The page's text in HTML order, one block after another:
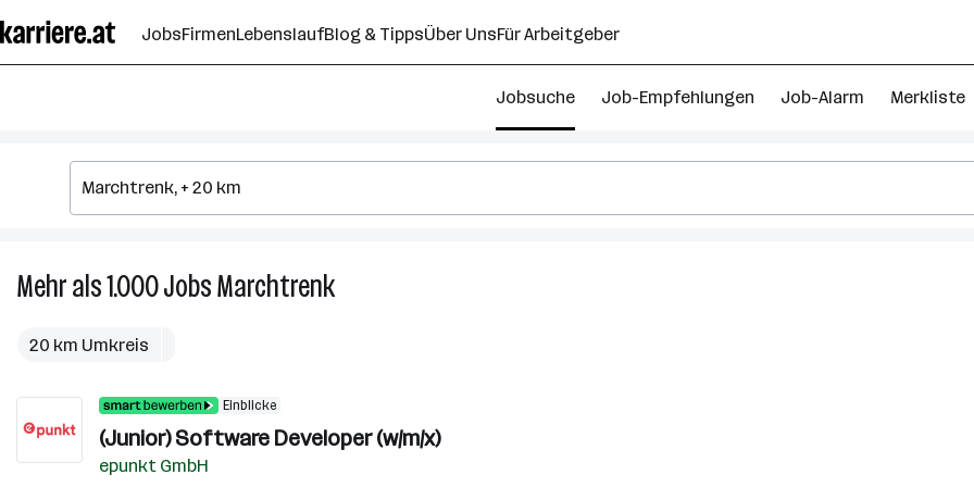
Seiteninhalt
springen
JobsFirmenLebenslaufBlog & TippsÜber UnsFür Arbeitgeber
Jobsuche Job-Empfehlungen Job-Alarm Merkliste
Mehr als 1.000JobsMarchtrenkMehr
20 km Umkreis
Einblicke
(Junior) Software Developer (w/m/x)
epunkt GmbH